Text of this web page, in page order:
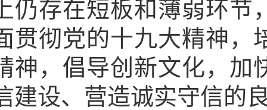
仍存在短板和薄弱环节
贯彻党的十九大精神，
神，倡导创新文化，加
建设、营造诚实守信的